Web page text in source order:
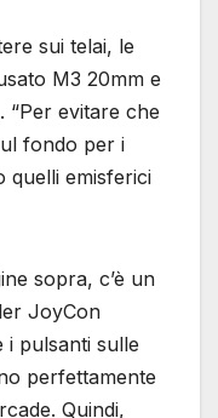
sui telai, le
M3 20mm e
“Per evitare che
fondo per i
quelli emisferici
sopra, c’è un
JoyCon
i pulsanti sulle
perfettamente
Quindi,